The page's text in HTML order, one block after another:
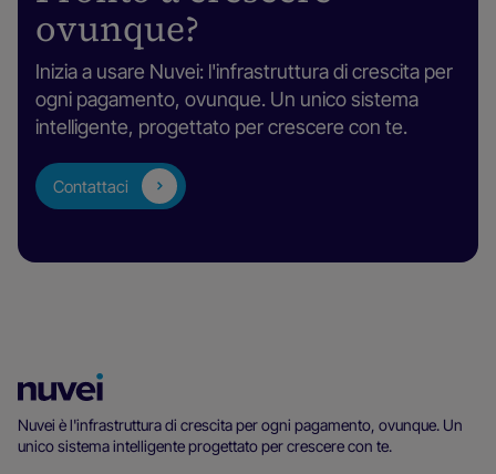
ovunque?
Inizia a usare Nuvei: l'infrastruttura di crescita per
ogni pagamento, ovunque. Un unico sistema
intelligente, progettato per crescere con te.
Contattaci
di
Nuvei
Nuvei è l'infrastruttura di crescita per ogni pagamento, ovunque. Un
unico sistema intelligente progettato per crescere con te.